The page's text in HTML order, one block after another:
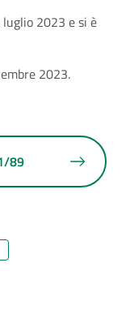
2023 e si è
2023.
89